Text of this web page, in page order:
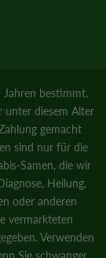
bestimmt.
unter diesem Alter
gemacht
sind nur für die
Samen, die wir
Heilung,
oder anderen
vermarkteten
Verwenden
Sie schwanger